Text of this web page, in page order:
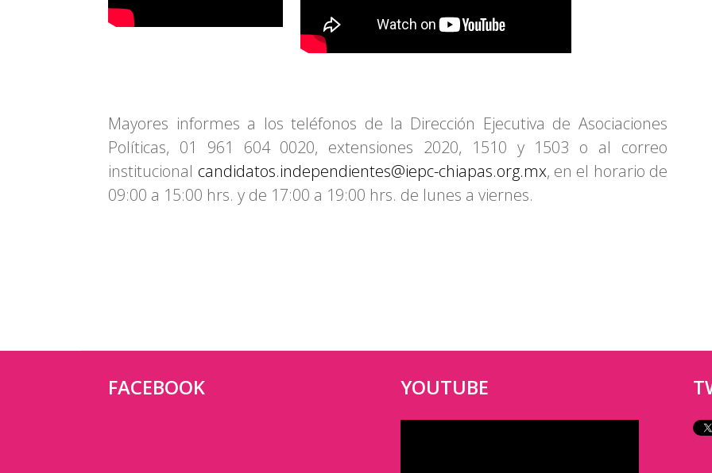
Mayores informes a los teléfonos de la Dirección Ejecutiva de Asociaciones
Políticas, 01 961 604 0020, extensiones 2020, 1510 y 1503 o al correo
institucional candidatos.independientes@iepc-chiapas.org.mx, en el horario de
09:00 a 15:00 hrs. y de 17:00 a 19:00 hrs. de lunes a viernes.
FACEBOOK YOUTUBE